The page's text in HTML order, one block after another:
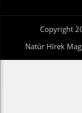
Copyright
Natúr Hírek